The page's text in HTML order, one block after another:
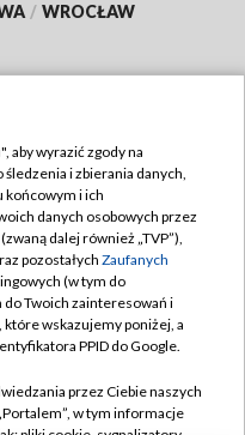
/ WROCŁAW
TVP
aby wyrazić zgody na
i zbierania danych,
końcowym i ich
danych osobowych przez
dalej również „TVP”),
pozostałych Zaufanych
(w tym do
Twoich zainteresowań i
wskazujemy poniżej, a
PPID do Google.
przez Ciebie naszych
w tym informacje